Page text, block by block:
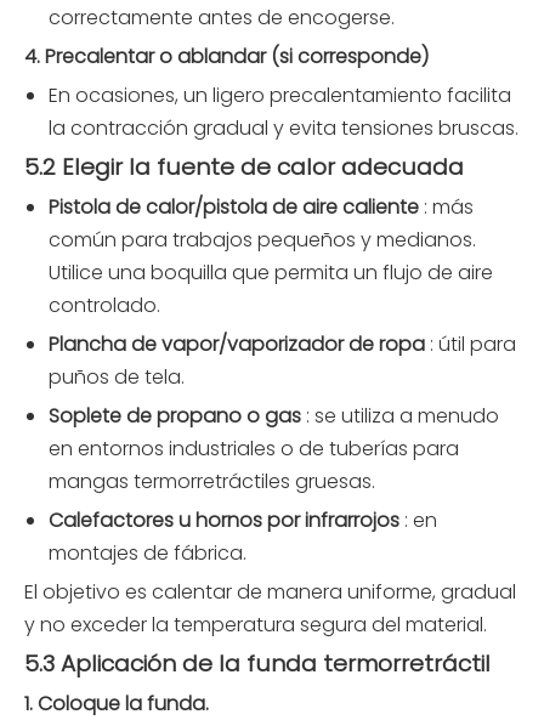
correctamente antes de encogerse.
4. Precalentar o ablandar (si corresponde)
En ocasiones, un ligero precalentamiento facilita
la contracción gradual y evita tensiones bruscas.
5.2 Elegir la fuente de calor adecuada
Pistola de calor/pistola de aire caliente : más
común para trabajos pequeños y medianos.
Utilice una boquilla que permita un flujo de aire
controlado.
Plancha de vapor/vaporizador de ropa : útil para
puños de tela.
Soplete de propano o gas : se utiliza a menudo
en entornos industriales o de tuberías para
mangas termorretráctiles gruesas.
Calefactores u hornos por infrarrojos : en
montajes de fábrica.
El objetivo es calentar de manera uniforme, gradual
y no exceder la temperatura segura del material.
5.3 Aplicación de la funda termorretráctil
1. Coloque la funda.